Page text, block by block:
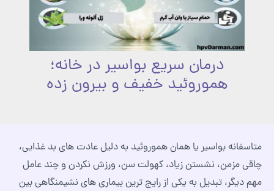
درمان سریع بواسیر در خانه؛
هموروئید خفیف و بیرون زده
متاسفانه بواسیر یا همان هموروئید به دلیل عادت های بد غذایی،
چاقی مزمن، نشستن زیاد، کهولت سن، ورزش نکردن و چند عامل
مهم دیگر، تبدیل به یکی از رایج ترین بیماری های نشیمنگاهی بین